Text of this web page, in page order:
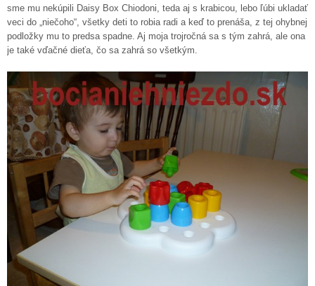
sme mu nekúpili Daisy Box Chiodoni, teda aj s krabicou, lebo ľúbi ukladať
veci do „niečoho“, všetky deti to robia radi a keď to prenáša, z tej ohybnej
podložky mu to predsa spadne. Aj moja trojročná sa s tým zahrá, ale ona
je také vďačné dieťa, čo sa zahrá so všetkým.